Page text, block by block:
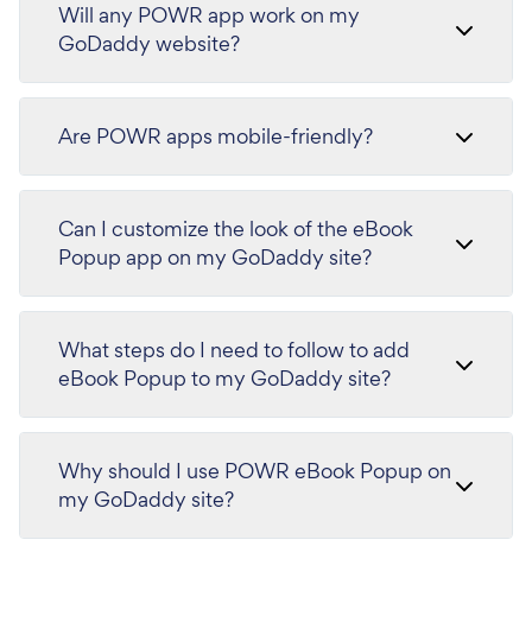
Will any POWR app work on my
GoDaddy website?
Are POWR apps mobile-friendly?
Can I customize the look of the eBook
Popup app on my GoDaddy site?
What steps do I need to follow to add
eBook Popup to my GoDaddy site?
Why should I use POWR eBook Popup on
my GoDaddy site?